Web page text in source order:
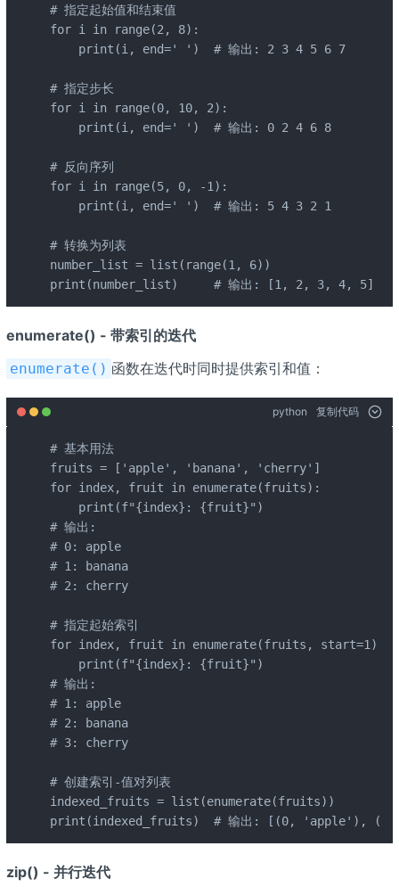
# 指定起始值和结束值
for i in range(2, 8):
    print(i, end=' ')  # 输出: 2 3 4 5 6 7
# 指定步长
for i in range(0, 10, 2):
    print(i, end=' ')  # 输出: 0 2 4 6 8
# 反向序列
for i in range(5, 0, -1):
    print(i, end=' ')  # 输出: 5 4 3 2 1
# 转换为列表
number_list = list(range(1, 6))
print(number_list)     # 输出: [1, 2, 3, 4, 5]
enumerate() - 带索引的迭代
enumerate() 函数在迭代时同时提供索引和值：
python 复制代码
# 基本用法
fruits = ['apple', 'banana', 'cherry']
for index, fruit in enumerate(fruits):
    print(f"{index}: {fruit}")
# 输出:
# 0: apple
# 1: banana
# 2: cherry
# 指定起始索引
for index, fruit in enumerate(fruits, start=1):
    print(f"{index}: {fruit}")
# 输出:
# 1: apple
# 2: banana
# 3: cherry
# 创建索引-值对列表
indexed_fruits = list(enumerate(fruits))
print(indexed_fruits)  # 输出: [(0, 'apple'),
zip() - 并行迭代